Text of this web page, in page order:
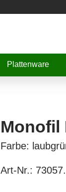
Plattenware
Monofil
Farbe:
Art-Nr.: